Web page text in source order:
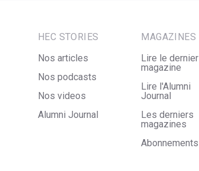
HEC STORIES
Nos articles
Nos podcasts
Nos videos
Alumni Journal
MAGAZINES
Lire le dernier
magazine
Lire l'Alumni
Journal
Les derniers
magazines
Abonnements